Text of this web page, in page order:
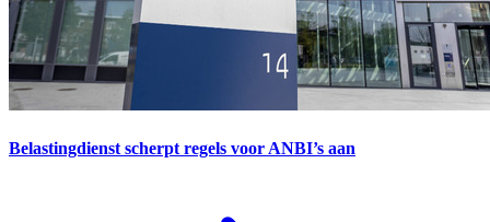
Belastingdienst scherpt regels voor ANBI’s aan